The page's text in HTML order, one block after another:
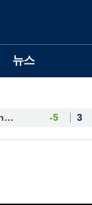
뉴스
Esther Henseleit -5 3